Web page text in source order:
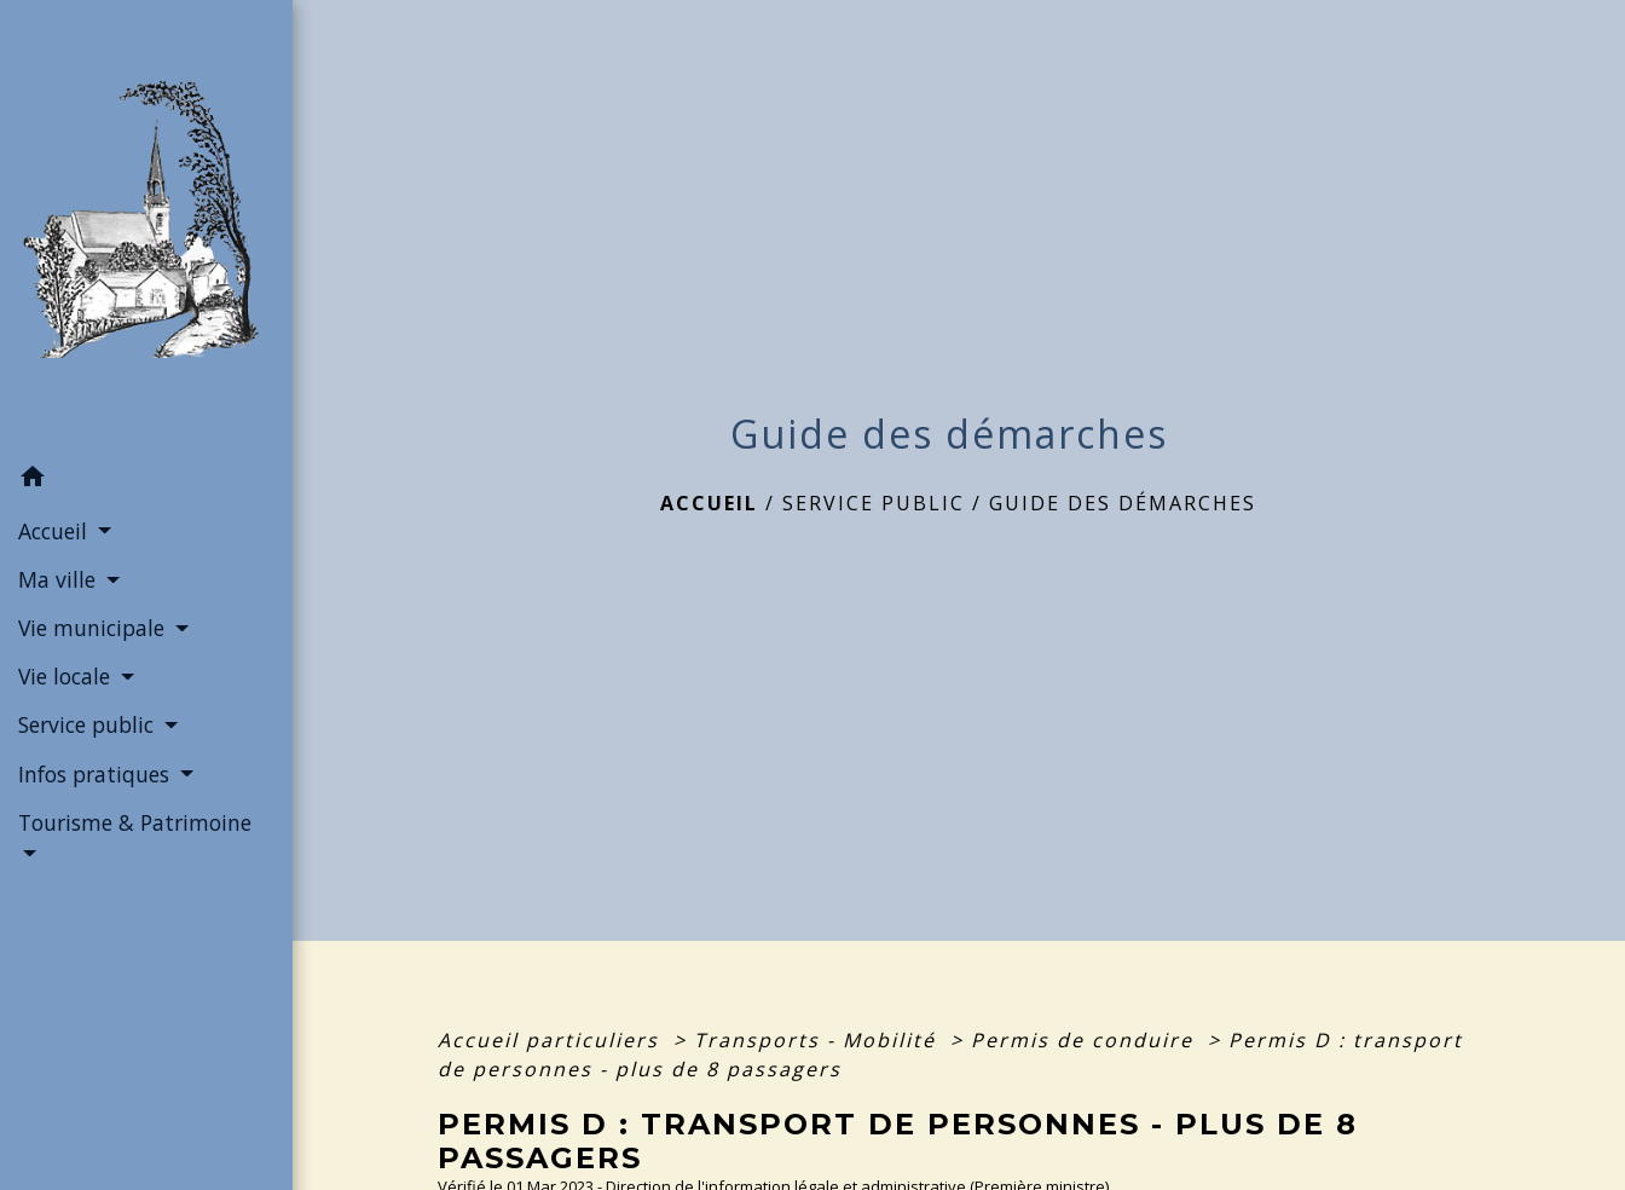
home
Accueil
Ma ville
Vie municipale
Vie locale
Service public
Infos pratiques
Tourisme & Patrimoine
Guide des démarches
ACCUEIL /SERVICE PUBLIC /GUIDE DES DÉMARCHES
Accueil particuliers > Transports - Mobilité > Permis de conduire > Permis D : transport
de personnes - plus de 8 passagers
PERMIS D : TRANSPORT DE PERSONNES - PLUS DE 8
PASSAGERS